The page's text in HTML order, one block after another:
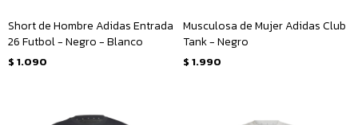
Short de Hombre Adidas Entrada
26 Futbol - Negro - Blanco
$ 1.090
Musculosa de Mujer Adidas Club
Tank - Negro
$ 1.990